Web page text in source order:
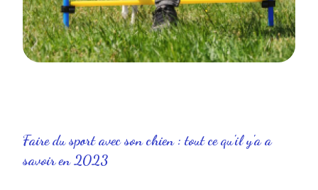
Faire du sport avec son chien : tout ce qu'il y'a a
savoir en 2023